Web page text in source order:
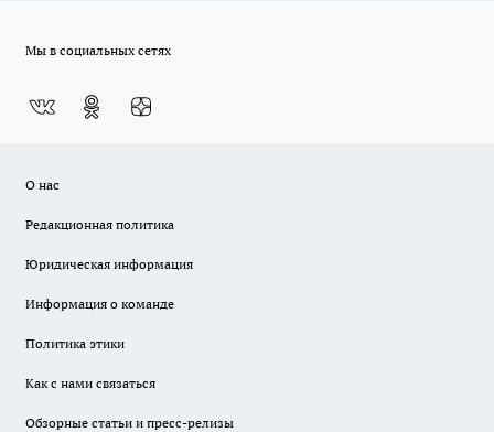
Мы в социальных сетях
О нас
Редакционная политика
Юридическая информация
Информация о команде
Политика этики
Как с нами связаться
Обзорные статьи и пресс-релизы